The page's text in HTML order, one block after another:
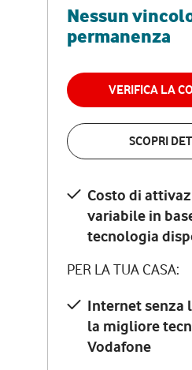
Nessun
permanenza
VERIFICA LA
SCOPRI
Costo di
variabile in
tecnologia
PER LA TUA CASA:
Internet senza
la migliore
Vodafone
RETE FISSA
29,95€
Costo di
variabile
PER LA TUA
Internet
la
Vodafone
Modem